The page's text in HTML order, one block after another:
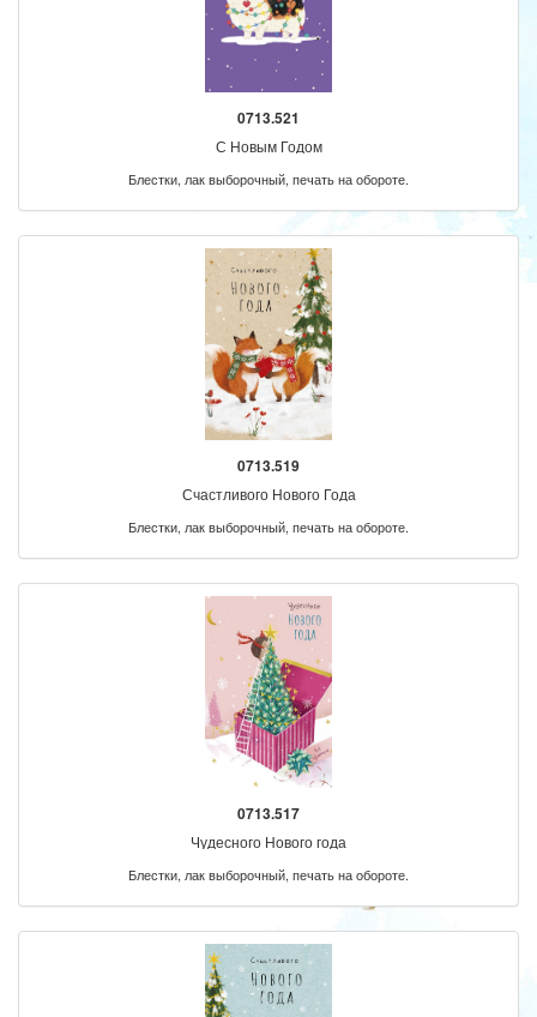
0713.521
С Новым Годом
Блестки, лак выборочный, печать на обороте.
0713.519
Счастливого Нового Года
Блестки, лак выборочный, печать на обороте.
0713.517
Чудесного Нового года
Блестки, лак выборочный, печать на обороте.